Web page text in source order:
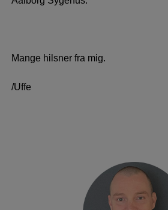
Mange hilsner fra mig.
/Uffe